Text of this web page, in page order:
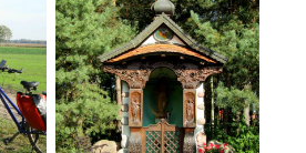
wurden), besonders
das Bußkreuz und die Kirche
und ein Bußkreuz in
Siedlung in Kędzie, die